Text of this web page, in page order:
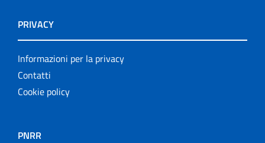
PRIVACY
Informazioni per la privacy
Contatti
Cookie policy
PNRR